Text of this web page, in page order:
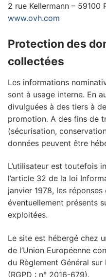
2 rue Kellermann – 59100
www.ovh.com
Protection des
collectées
Les informations
sont à usage interne. En
divulguées à des tiers à
promotion. A des fins de
(sécurisation,
données peuvent être
L’utilisateur est toutefois
l’article 32 de la loi
janvier 1978, les
éventuellement présents
exploitées.
Le site est hébergé chez
de l’Union Européenne
du Règlement Général
(RGPD : n° 2016-679).